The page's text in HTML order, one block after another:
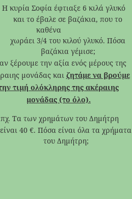
Η κυρία Σοφία έφτιαξε 6 κιλά γλυκό
έβαλε σε βαζάκια, που το
καθένα
3/4 του κιλού γλυκό. Πόσα
βαζάκια γέμισε;
ξέρουμε την αξία ενός μέρους της
μονάδας και ζητάμε να βρούμε
τιμή ολόκληρης της ακέραιης
μονάδας (το όλο).
Τα των χρημάτων του Δημήτρη
40 €. Πόσα είναι όλα τα χρήματα
του Δημήτρη;